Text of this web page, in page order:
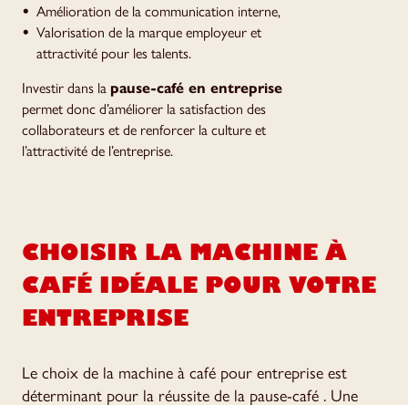
Amélioration de la communication interne,
Valorisation de la marque employeur et
attractivité pour les talents.
Investir dans la pause-café en entreprise
permet donc d’améliorer la satisfaction des
collaborateurs et de renforcer la culture et
l’attractivité de l’entreprise.
CHOISIR LA MACHINE À
CAFÉ IDÉALE POUR VOTRE
ENTREPRISE
Le choix de la machine à café pour entreprise est
déterminant pour la réussite de la pause-café . Une